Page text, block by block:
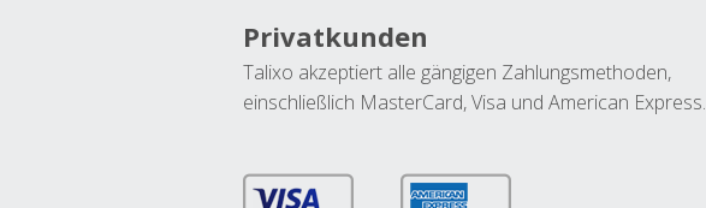
Privatkunden
Talixo akzeptiert alle gängigen Zahlungsmethoden,
einschließlich MasterCard, Visa und American Express.